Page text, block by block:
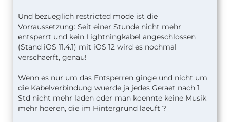
Ganz abgesehen davon, dass wenn jemand in
meine Wohnung/Haus einbricht und dann
unteranderem das iPad klaut welches die Home
Zentrale ist. Habe ich sicherlich ganz andere
steuern könnte. Fenster und Türen kann man dann
neue sich kaufen, diese dann auch mit einer
besseren Schutzklasse. Die geklauten Sachen kann
am ersetzten aber das Gefühl dass jemand
Und bezueglich restricted mode ist die
Vorraussetzung: Seit einer Stunde nicht mehr
entsperrt und kein Lightningkabel angeschlossen
(Stand iOS 11.4.1) mit iOS 12 wird es nochmal
verschaerft, genau!
Wenn es nur um das Entsperren ginge und nicht um
die Kabelverbindung wuerde ja jedes Geraet nach 1
Std nicht mehr laden oder man koennte keine Musik
mehr hoeren, die im Hintergrund laeuft ?